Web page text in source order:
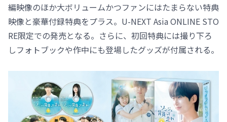
編映像のほか大ボリュームかつファンにはたまらない特典
映像と豪華付録特典をプラス。U-NEXT Asia ONLINE STO
RE限定での発売となる。さらに、初回特典には撮り下ろ
しフォトブックや作中にも登場したグッズが付属される。